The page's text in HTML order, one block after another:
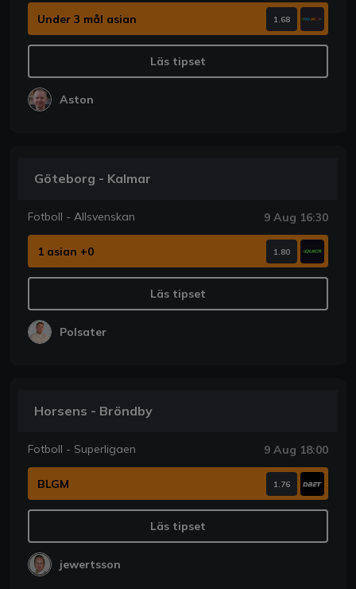
Under 3 mål asian 1.68
Läs tipset
Aston
Göteborg - Kalmar
Fotboll - Allsvenskan 9 Aug 16:30
1 asian +0 1.80
Läs tipset
Polsater
Horsens - Bröndby
Fotboll - Superligaen 9 Aug 18:00
BLGM 1.76
Läs tipset
jewertsson